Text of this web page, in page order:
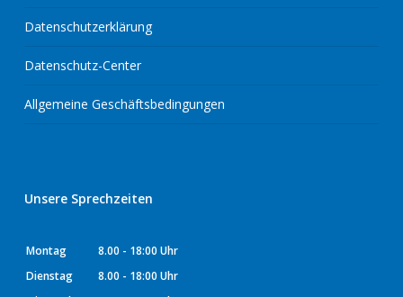
Datenschutzerklärung
Datenschutz-Center
Allgemeine Geschäftsbedingungen
Unsere Sprechzeiten
Montag
8.00 - 18:00 Uhr
Dienstag
8.00 - 18:00 Uhr